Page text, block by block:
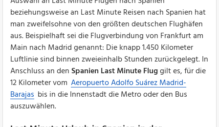
beziehungsweise an Last Minute Reisen nach Spanien hat
man zweifelsohne von den größten deutschen Flughäfen
aus. Beispielhaft sei die Flugverbindung von Frankfurt am
Main nach Madrid genannt: Die knapp 1.450 Kilometer
Luftlinie sind binnen zweieinhalb Stunden zurückgelegt. In
Anschluss an denSpanien Last Minute Fluggilt es, für die
12 Kilometer vom Aeropuerto Adolfo Suárez Madrid-
Barajas bis in die Innenstadt die Metro oder den Bus
auszuwählen.